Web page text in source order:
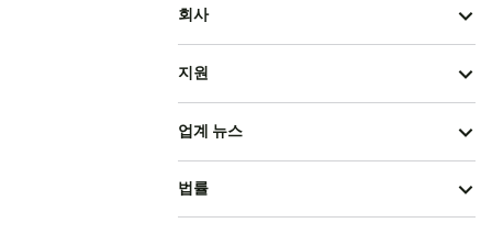
회사
지원
업계 뉴스
법률